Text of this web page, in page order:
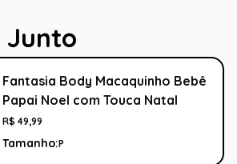
Junto
Fantasia Body Macaquinho Bebê
Papai Noel com Touca Natal
R$ 49,99
Tamanho:P